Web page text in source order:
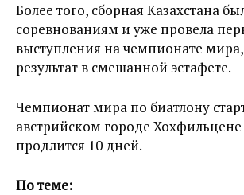
Более того, сборная Казахстана
соревнованиям и уже провела
выступления на чемпионате
результат в смешанной эстафете.
Чемпионат мира по биатлону
австрийском городе
продлится 10 дней.
По теме: